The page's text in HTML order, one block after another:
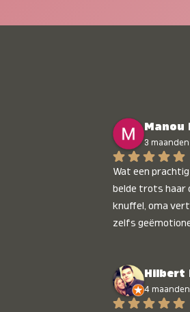
Manou
3
Wat een
belde trots haar
knuffel, oma
zelfs
Hilbert
4